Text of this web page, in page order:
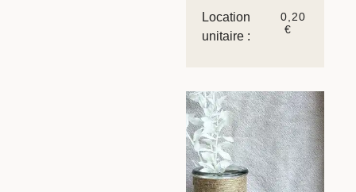
Location
unitaire :
0,20
€